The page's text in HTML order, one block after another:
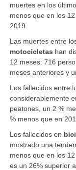
muertes en los
menos que en los
2019.
Las muertes entre
motocicletas han
12 meses: 716
meses anteriores y
Los fallecidos entre
considerablemente
peatones, un 2 %
% menos que en
Los fallecidos en
mostrado una
menos que en los
es un 26% superior